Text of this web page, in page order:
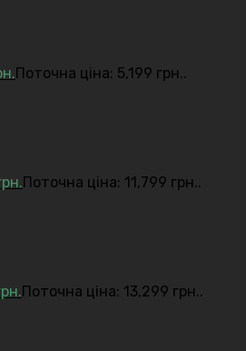
Поточна ціна: 5,199 грн..
Поточна ціна: 11,799 грн..
Поточна ціна: 13,299 грн..